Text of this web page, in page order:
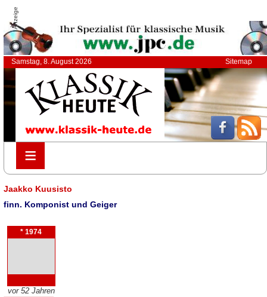
Anzeige
Samstag, 8. August 2026 Sitemap
≡
≡
Jaakko Kuusisto
finn. Komponist und Geiger
* 1974
vor 52 Jahren